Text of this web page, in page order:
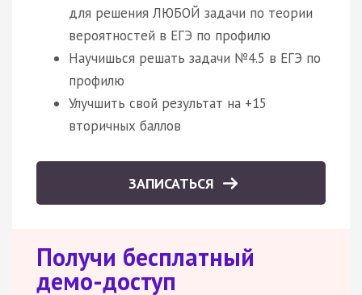
для решения ЛЮБОЙ задачи по теории
вероятностей в ЕГЭ по профилю
Научишься решать задачи №4.5 в ЕГЭ по
профилю
Улучшить свой результат на +15
вторичных баллов
ЗАПИСАТЬСЯ
Получи бесплатный
демо-доступ